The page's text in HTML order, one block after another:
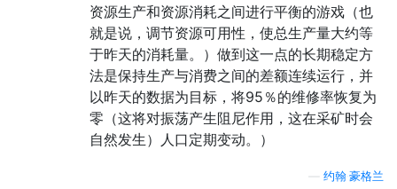
资源生产和资源消耗之间进行平衡的游戏（也
就是说，调节资源可用性，使总生产量大约等
于昨天的消耗量。）做到这一点的长期稳定方
法是保持生产与消费之间的差额连续运行，并
以昨天的数据为目标，将95％的维修率恢复为
零（这将对振荡产生阻尼作用，这在采矿时会
自然发生）人口定期变动。）
约翰·豪格兰